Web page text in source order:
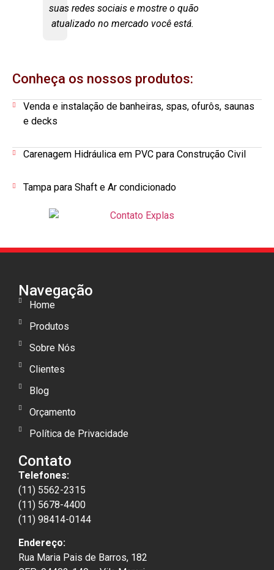
suas redes sociais e mostre o quão
atualizado no mercado você está.
Conheça os nossos produtos:
Venda e instalação de banheiras, spas, ofurôs, saunas
e decks
Carenagem Hidráulica em PVC para Construção Civil
Tampa para Shaft e Ar condicionado
Navegação
Home
Produtos
Sobre Nós
Clientes
Blog
Orçamento
Política de Privacidade
Contato
Telefones:
(11) 5562-2315
(11) 5678-4400
(11) 98414-0144
Endereço:
Rua Maria Pais de Barros, 182